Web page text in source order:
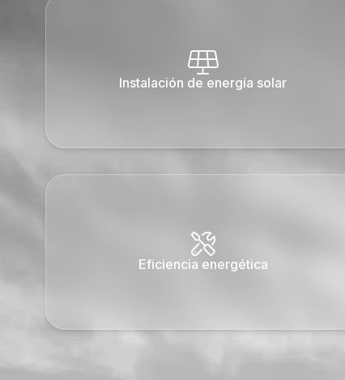
Instalación de energía solar
Eficiencia energética